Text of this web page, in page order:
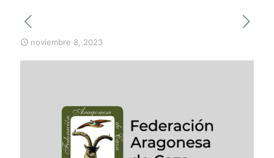
noviembre 8, 2023